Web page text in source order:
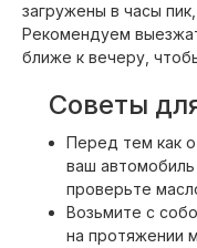
загружены в часы
Рекомендуем
ближе к вечеру,
Советы
Перед тем как
ваш автомобиль
проверьте
Возьмите с
на протяжении